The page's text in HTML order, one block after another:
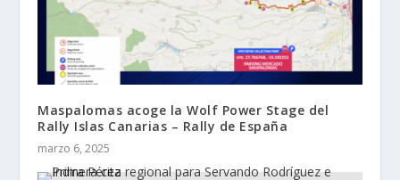
Maspalomas acoge la Wolf Power Stage del
Rally Islas Canarias – Rally de España
marzo 6, 2025